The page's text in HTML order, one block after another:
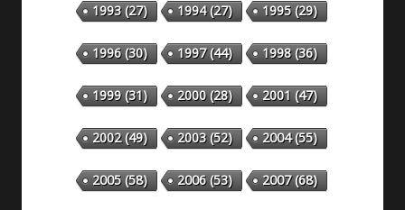
1993(27) 1994(27) 1995(29)
1996(30) 1997(44) 1998(36)
1999(31) 2000(28) 2001 (47)
2002(49) 2003(52) 2004(55)
2005(58) 2006(53) 2007(68)